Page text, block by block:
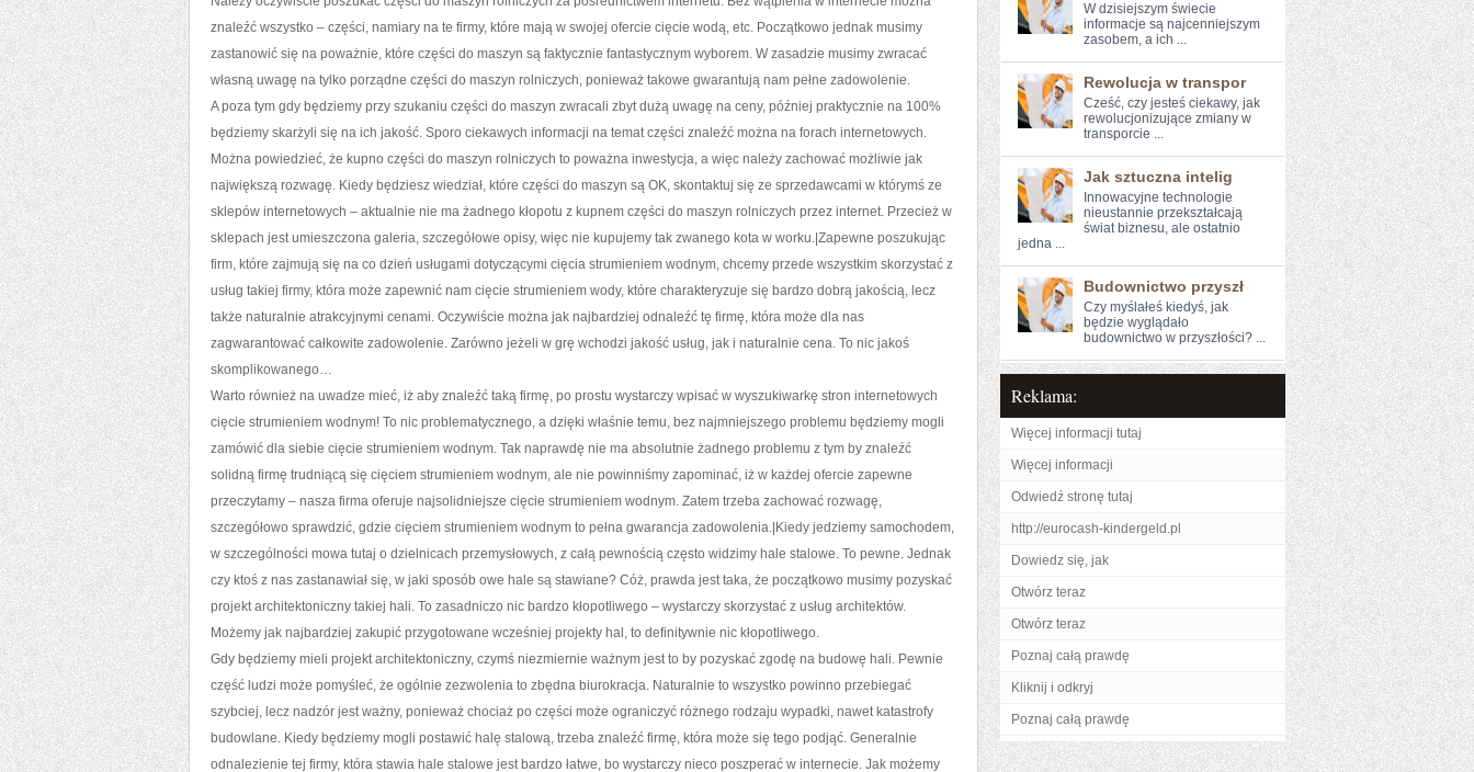
znaleźć wszystko – części, namiary na te firmy, które mają w swojej ofercie cięcie wodą, etc. Początkowo jednak musimy
zastanowić się na poważnie, które części do maszyn są faktycznie fantastycznym wyborem. W zasadzie musimy zwracać
własną uwagę na tylko porządne części do maszyn rolniczych, ponieważ takowe gwarantują nam pełne zadowolenie.
A poza tym gdy będziemy przy szukaniu części do maszyn zwracali zbyt dużą uwagę na ceny, później praktycznie na 100%
będziemy skarżyli się na ich jakość. Sporo ciekawych informacji na temat części znaleźć można na forach internetowych.
Można powiedzieć, że kupno części do maszyn rolniczych to poważna inwestycja, a więc należy zachować możliwie jak
największą rozwagę. Kiedy będziesz wiedział, które części do maszyn są OK, skontaktuj się ze sprzedawcami w którymś ze
sklepów internetowych – aktualnie nie ma żadnego kłopotu z kupnem części do maszyn rolniczych przez internet. Przecież w
sklepach jest umieszczona galeria, szczegółowe opisy, więc nie kupujemy tak zwanego kota w worku.|Zapewne poszukując
firm, które zajmują się na co dzień usługami dotyczącymi cięcia strumieniem wodnym, chcemy przede wszystkim skorzystać z
usług takiej firmy, która może zapewnić nam cięcie strumieniem wody, które charakteryzuje się bardzo dobrą jakością, lecz
także naturalnie atrakcyjnymi cenami. Oczywiście można jak najbardziej odnaleźć tę firmę, która może dla nas
zagwarantować całkowite zadowolenie. Zarówno jeżeli w grę wchodzi jakość usług, jak i naturalnie cena. To nic jakoś
skomplikowanego…
Warto również na uwadze mieć, iż aby znaleźć taką firmę, po prostu wystarczy wpisać w wyszukiwarkę stron internetowych
cięcie strumieniem wodnym! To nic problematycznego, a dzięki właśnie temu, bez najmniejszego problemu będziemy mogli
zamówić dla siebie cięcie strumieniem wodnym. Tak naprawdę nie ma absolutnie żadnego problemu z tym by znaleźć
solidną firmę trudniącą się cięciem strumieniem wodnym, ale nie powinniśmy zapominać, iż w każdej ofercie zapewne
przeczytamy – nasza firma oferuje najsolidniejsze cięcie strumieniem wodnym. Zatem trzeba zachować rozwagę,
szczegółowo sprawdzić, gdzie cięciem strumieniem wodnym to pełna gwarancja zadowolenia.|Kiedy jedziemy samochodem,
w szczególności mowa tutaj o dzielnicach przemysłowych, z całą pewnością często widzimy hale stalowe. To pewne. Jednak
czy ktoś z nas zastanawiał się, w jaki sposób owe hale są stawiane? Cóż, prawda jest taka, że początkowo musimy pozyskać
projekt architektoniczny takiej hali. To zasadniczo nic bardzo kłopotliwego – wystarczy skorzystać z usług architektów.
Możemy jak najbardziej zakupić przygotowane wcześniej projekty hal, to definitywnie nic kłopotliwego.
Gdy będziemy mieli projekt architektoniczny, czymś niezmiernie ważnym jest to by pozyskać zgodę na budowę hali. Pewnie
część ludzi może pomyśleć, że ogólnie zezwolenia to zbędna biurokracja. Naturalnie to wszystko powinno przebiegać
szybciej, lecz nadzór jest ważny, ponieważ chociaż po części może ograniczyć różnego rodzaju wypadki, nawet katastrofy
budowlane. Kiedy będziemy mogli postawić halę stalową, trzeba znaleźć firmę, która może się tego podjąć. Generalnie
odnalezienie tej firmy, która stawia hale stalowe jest bardzo łatwe, bo wystarczy nieco poszperać w internecie. Jak możemy
W dzisiejszym świecie
informacje są najcenniejszym⁣
zasobem, a ich ...
Rewolucja w transpor
Cześć, czy jesteś ciekawy, ⁤jak⁢
rewolucjonizujące‍ zmiany⁢ w
transporcie​ ...
Jak sztuczna intelig
Innowacyjne technologie
nieustannie przekształcają
świat biznesu, ale ostatnio
jedna ...
Budownictwo przyszł
Czy myślałeś kiedyś, jak
⁢będzie wyglądało
budownictwo w przyszłości? ...
Reklama:
Więcej informacji tutaj
Więcej informacji
Odwiedź stronę tutaj
http://eurocash-kindergeld.pl
Dowiedz się, jak
Otwórz teraz
Otwórz teraz
Poznaj całą prawdę
Kliknij i odkryj
Poznaj całą prawdę